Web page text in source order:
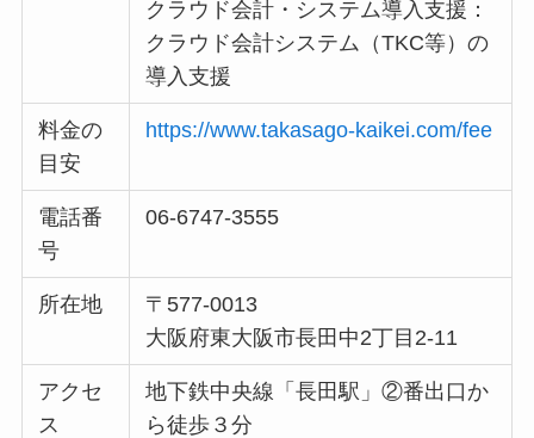
クラウド会計・システム導入支援：
クラウド会計システム（TKC等）の
導入支援
料金の
目安
https://www.takasago-kaikei.com/fee
電話番
号
06-6747-3555
所在地
〒577-0013
大阪府東大阪市長田中2丁目2-11
アクセ
ス
地下鉄中央線「長田駅」②番出口か
ら徒歩３分